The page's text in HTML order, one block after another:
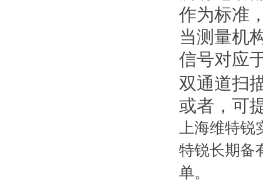
作为标准
当测量机
信号对应
双通道扫
或者，可
上海维特锐
特锐长期备
单。